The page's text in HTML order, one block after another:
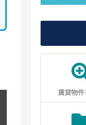
賃貸物